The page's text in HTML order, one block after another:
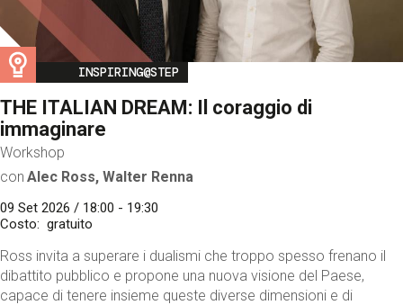
Image
INSPIRING@STEP
THE ITALIAN DREAM: Il coraggio di
immaginare
Workshop
con Alec Ross, Walter Renna
09 Set 2026 / 18:00 - 19:30
Costo
gratuito
Ross invita a superare i dualismi che troppo spesso frenano il
dibattito pubblico e propone una nuova visione del Paese,
capace di tenere insieme queste diverse dimensioni e di